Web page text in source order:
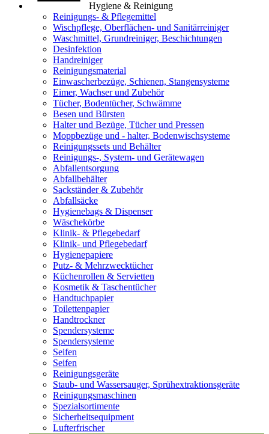
Hygiene & Reinigung
Reinigungs- & Pflegemittel
Wischpflege, Oberflächen- und Sanitärreiniger
Waschmittel, Grundreiniger, Beschichtungen
Desinfektion
Handreiniger
Reinigungsmaterial
Einwascherbezüge, Schienen, Stangensysteme
Eimer, Wachser und Zubehör
Tücher, Bodentücher, Schwämme
Besen und Bürsten
Halter und Bezüge, Tücher und Pressen
Moppbezüge und - halter, Bodenwischsysteme
Reinigungssets und Behälter
Reinigungs-, System- und Gerätewagen
Abfallentsorgung
Abfallbehälter
Sackständer & Zubehör
Abfallsäcke
Hygienebags & Dispenser
Wäschekörbe
Klinik- & Pflegebedarf
Klinik- und Pflegebedarf
Hygienepapiere
Putz- & Mehrzwecktücher
Küchenrollen & Servietten
Kosmetik & Taschentücher
Handtuchpapier
Toilettenpapier
Handtrockner
Spendersysteme
Spendersysteme
Seifen
Seifen
Reinigungsgeräte
Staub- und Wassersauger, Sprühextraktionsgeräte
Reinigungsmaschinen
Spezialsortimente
Sicherheitsequipment
Lufterfrischer